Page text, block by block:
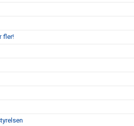
fler!